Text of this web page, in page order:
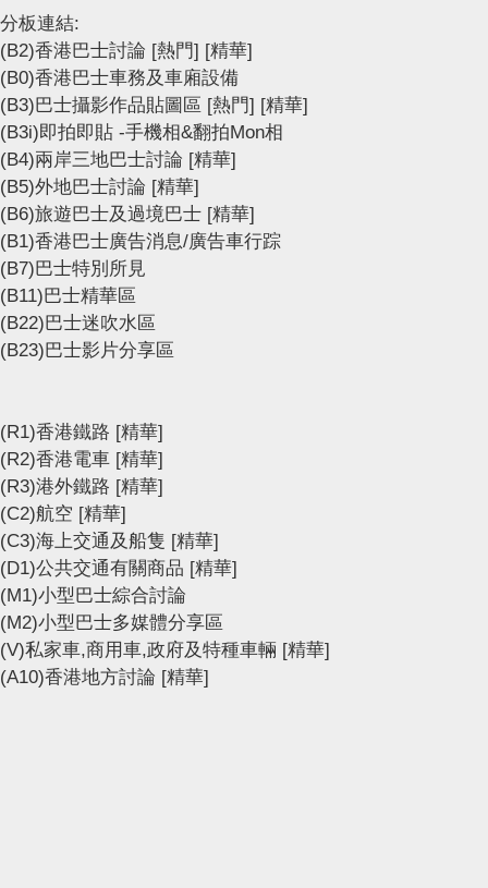
分板連結:
(B2)香港巴士討論 [熱門] [精華]
(B0)香港巴士車務及車廂設備
(B3)巴士攝影作品貼圖區 [熱門] [精華]
(B3i)即拍即貼 -手機相&翻拍Mon相
(B4)兩岸三地巴士討論 [精華]
(B5)外地巴士討論 [精華]
(B6)旅遊巴士及過境巴士 [精華]
(B1)香港巴士廣告消息/廣告車行踪
(B7)巴士特別所見
(B11)巴士精華區
(B22)巴士迷吹水區
(B23)巴士影片分享區
(R1)香港鐵路 [精華]
(R2)香港電車 [精華]
(R3)港外鐵路 [精華]
(C2)航空 [精華]
(C3)海上交通及船隻 [精華]
(D1)公共交通有關商品 [精華]
(M1)小型巴士綜合討論
(M2)小型巴士多媒體分享區
(V)私家車,商用車,政府及特種車輛 [精華]
(A10)香港地方討論 [精華]